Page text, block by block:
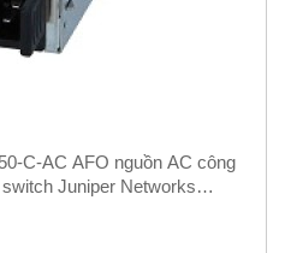
C-AC AFO nguồn AC công
Juniper Networks